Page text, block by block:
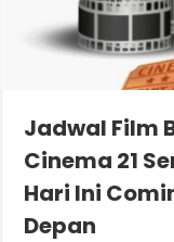
Jadwal Film
Cinema 21
Hari Ini
Depan